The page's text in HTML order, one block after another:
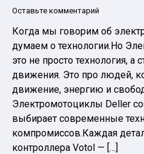
Оставьте комментарий
Когда мы говорим об
думаем о технологии.Но
это не просто технология, а
движения. Это про людей,
движение, энергию и
Электромотоциклы Deller
выбирает современные
компромиссов.Каждая
контроллера Votol — […]